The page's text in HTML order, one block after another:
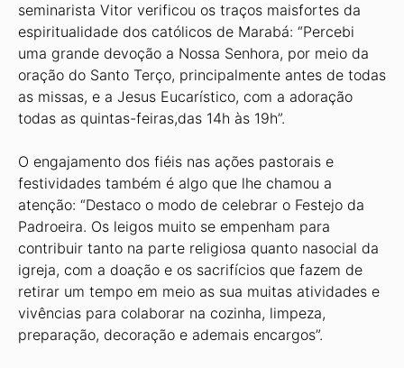
seminarista Vitor verificou os traços maisfortes da
espiritualidade dos católicos de Marabá: “Percebi
uma grande devoção a Nossa Senhora, por meio da
oração do Santo Terço, principalmente antes de todas
as missas, e a Jesus Eucarístico, com a adoração
todas as quintas-feiras,das 14h às 19h”.
O engajamento dos fiéis nas ações pastorais e
festividades também é algo que lhe chamou a
atenção: “Destaco o modo de celebrar o Festejo da
Padroeira. Os leigos muito se empenham para
contribuir tanto na parte religiosa quanto nasocial da
igreja, com a doação e os sacrifícios que fazem de
retirar um tempo em meio as sua muitas atividades e
vivências para colaborar na cozinha, limpeza,
preparação, decoração e ademais encargos”.